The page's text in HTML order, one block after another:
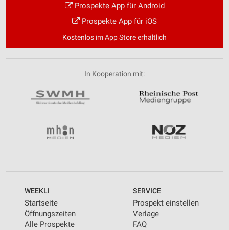
Prospekte App für Android
Prospekte App für iOS
Kostenlos im App Store erhältlich
In Kooperation mit:
WEEKLI
Startseite
Öffnungszeiten
Alle Prospekte
SERVICE
Prospekt einstellen
Verlage
FAQ